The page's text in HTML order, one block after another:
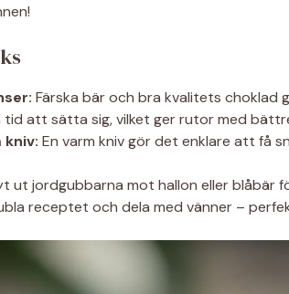
Färska bär och bra kvalitets choklad
tid att sätta sig, vilket ger rutor med
kniv: En varm kniv gör det enklare att få
ut jordgubbarna mot hallon eller blåbär
receptet och dela med vänner –